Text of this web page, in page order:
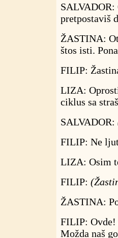
SALVADOR:
pretpostaviš
ŽASTINA:
štos isti.
FILIP:
LIZA:
ciklus sa
SALVADOR:
FILIP: Ne
LIZA: Osim
FILIP:
ŽASTINA:
FILIP: Ovde!
Možda naš